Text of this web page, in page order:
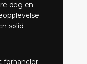
deg en
solid
forhandler